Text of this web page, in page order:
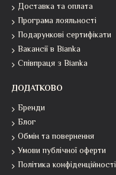
Доставка та оплата
Програма лояльності
Подарункові сертифікати
Вакансії в Bianka
Співпраця з Bianka
ДОДАТКОВО
Бренди
Блог
Обмін та повернення
Умови публічної оферти
Політика конфіденційності